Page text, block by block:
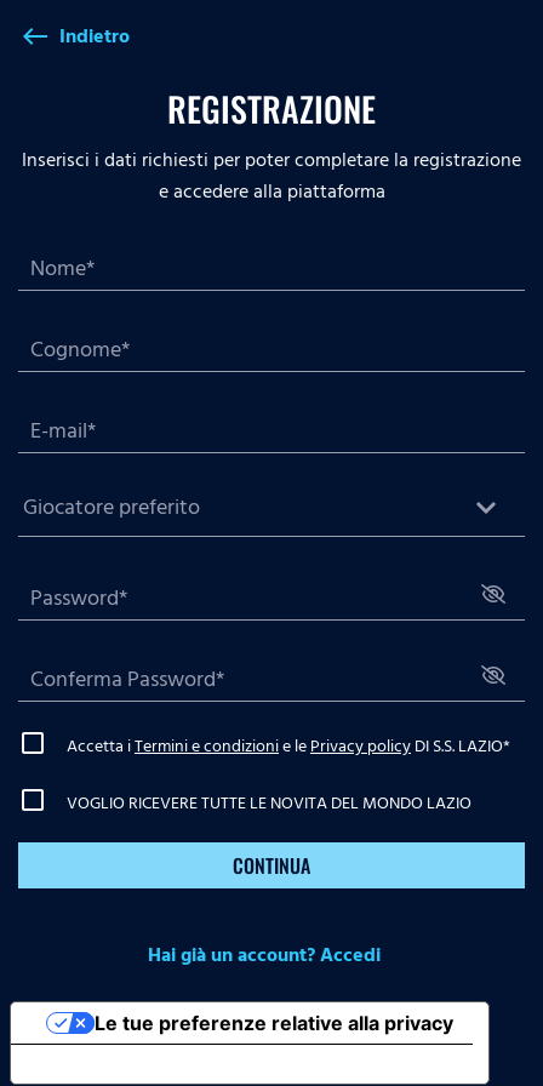
west Indietro
REGISTRAZIONE
Inserisci i dati richiesti per poter completare la registrazione
e accedere alla piattaforma
Accetta iTermini e condizionie lePrivacy policyDI S.S. LAZIO*
VOGLIO RICEVERE TUTTE LE NOVITA DEL MONDO LAZIO
CONTINUA
Hai già un account? Accedi
Le tue preferenze relative alla privacy